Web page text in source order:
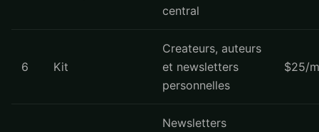
central
6 Kit
Createurs, auteurs
et newsletters
personnelles
$25/
Newsletters